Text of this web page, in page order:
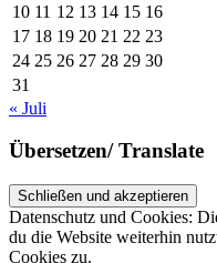
10 11 12 13 14 15 16
17 18 19 20 21 22 23
24 25 26 27 28 29 30
31
« Juli
Übersetzen/ Translate
Datenschutz und Cookies:
du die Website weiterhin
Cookies zu.